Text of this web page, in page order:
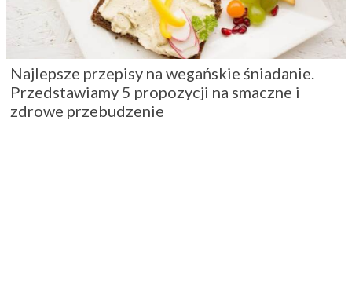
Najlepsze przepisy na wegańskie śniadanie.
Przedstawiamy 5 propozycji na smaczne i
zdrowe przebudzenie